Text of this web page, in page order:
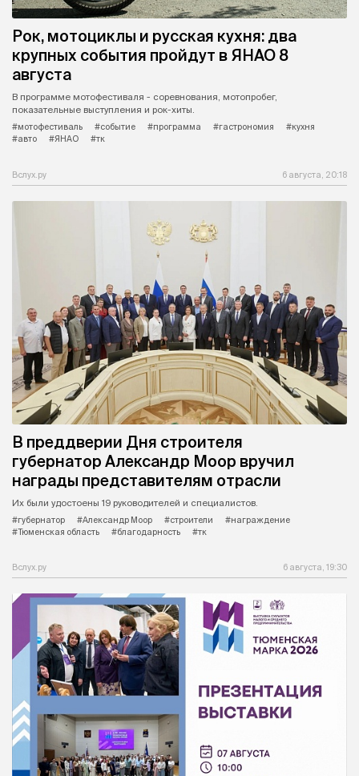
Рок, мотоциклы и русская кухня: два
крупных события пройдут в ЯНАО 8
августа
В программе мотофестиваля - соревнования, мотопробег,
показательные выступления и рок-хиты.
#мотофестиваль
#событие #программа #гастрономия
#кухня
#авто
#ЯНАО #тк
Вслух.ру 6 августа, 20:18
В преддверии Дня строителя
губернатор Александр Моор вручил
награды представителям отрасли
Их были удостоены 19 руководителей и специалистов.
#губернатор
#Александр Моор #строители
#награждение
#Тюменская область
#благодарность #тк
Вслух.ру 6 августа, 19:30